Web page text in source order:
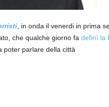
, in onda il venerdi in prima
che qualche giorno fa definì la
poter parlare della città